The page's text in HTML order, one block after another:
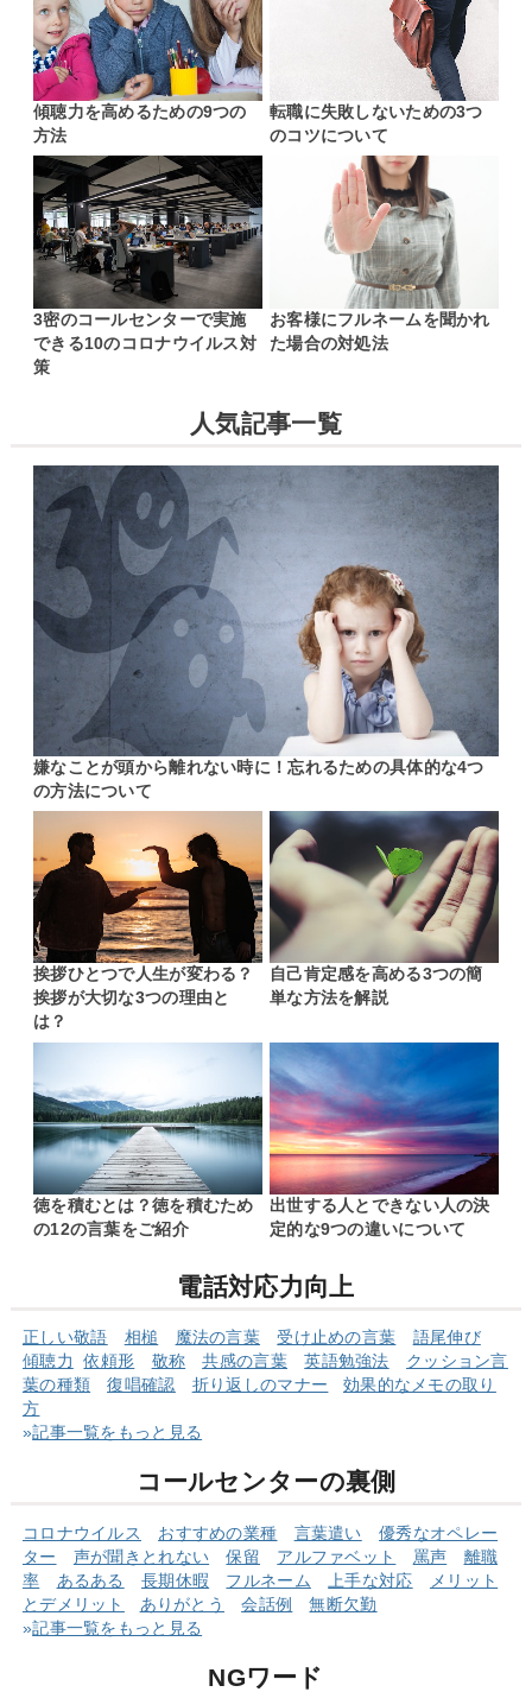
傾聴力を高めるための9つの
方法
転職に失敗しないための3つ
のコツについて
3密のコールセンターで実施
できる10のコロナウイルス対
策
お客様にフルネームを聞かれ
た場合の対処法
人気記事一覧
嫌なことが頭から離れない時に！忘れるための具体的な4つ
の方法について
挨拶ひとつで人生が変わる？
挨拶が大切な3つの理由と
は？
自己肯定感を高める3つの簡
単な方法を解説
徳を積むとは？徳を積むため
の12の言葉をご紹介
出世する人とできない人の決
定的な9つの違いについて
電話対応力向上
正しい敬語 相槌 魔法の言葉 受け止めの言葉
語尾伸び
傾聴力
依頼形 敬称 共感の言葉 英語勉強法 クッショ ン言
葉の種類 復唱確認 折り返しのマナー
効果的なメモの取り
方
»記事一覧をもっと見る
コールセンターの裏側
コロナウイルス おすすめの業種 言葉遣い
優秀なオペレー
ター
声が聞きとれない 保留 アルファベット 罵声
離職
率
あるある 長期休暇 フルネーム 上手な対応
メリット
とデメリット
ありがとう 会話例
無断欠勤
»記事一覧をもっと見る
NGワード